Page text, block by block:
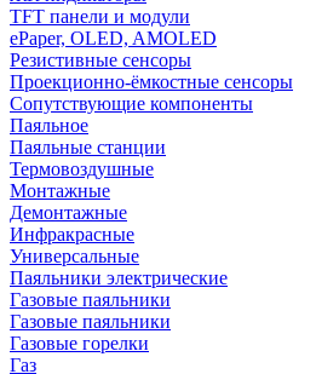
TFT панели и модули
ePaper, OLED, AMOLED
Резистивные сенсоры
Проекционно-ёмкостные сенсоры
Сопутствующие компоненты
Паяльное
Паяльные станции
Термовоздушные
Монтажные
Демонтажные
Инфракрасные
Универсальные
Паяльники электрические
Газовые паяльники
Газовые паяльники
Газовые горелки
Газ